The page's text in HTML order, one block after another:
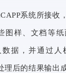
系统所接收
图样、文档等
数据，并通过人
理后的结果输出